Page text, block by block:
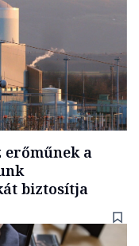
erőműnek a
biztosítja